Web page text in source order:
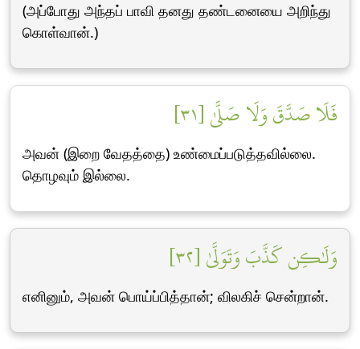
(அப்போது அந்தப் பாவி தனது தண்டனையை அறிந்து
கொள்வான்.)
فَلَا صَدَّقَ وَلَا صَلَّىٰ [٣١]
அவன் (இறை வேதத்தை) உண்மைப்படுத்தவில்லை.
தொழவும் இல்லை.
وَلَٰكِن كَذَّبَ وَتَوَلَّىٰ [٣٢]
எனினும், அவன் பொய்ப்பித்தான்; விலகிச் சென்றான்.